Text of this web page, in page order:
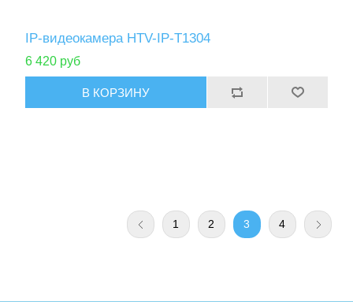
IP-видеокамера HTV-IP-T1304
6 420 руб
1 2 3 4